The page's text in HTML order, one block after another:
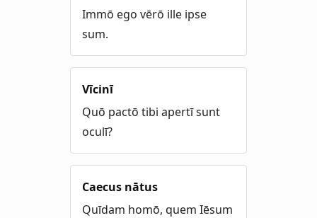
Immō ego vērō ille ipse
sum.
Vīcinī
Quō pactō tibi apertī sunt
oculī?
Caecus nātus
Quīdam homō, quem Iēsum